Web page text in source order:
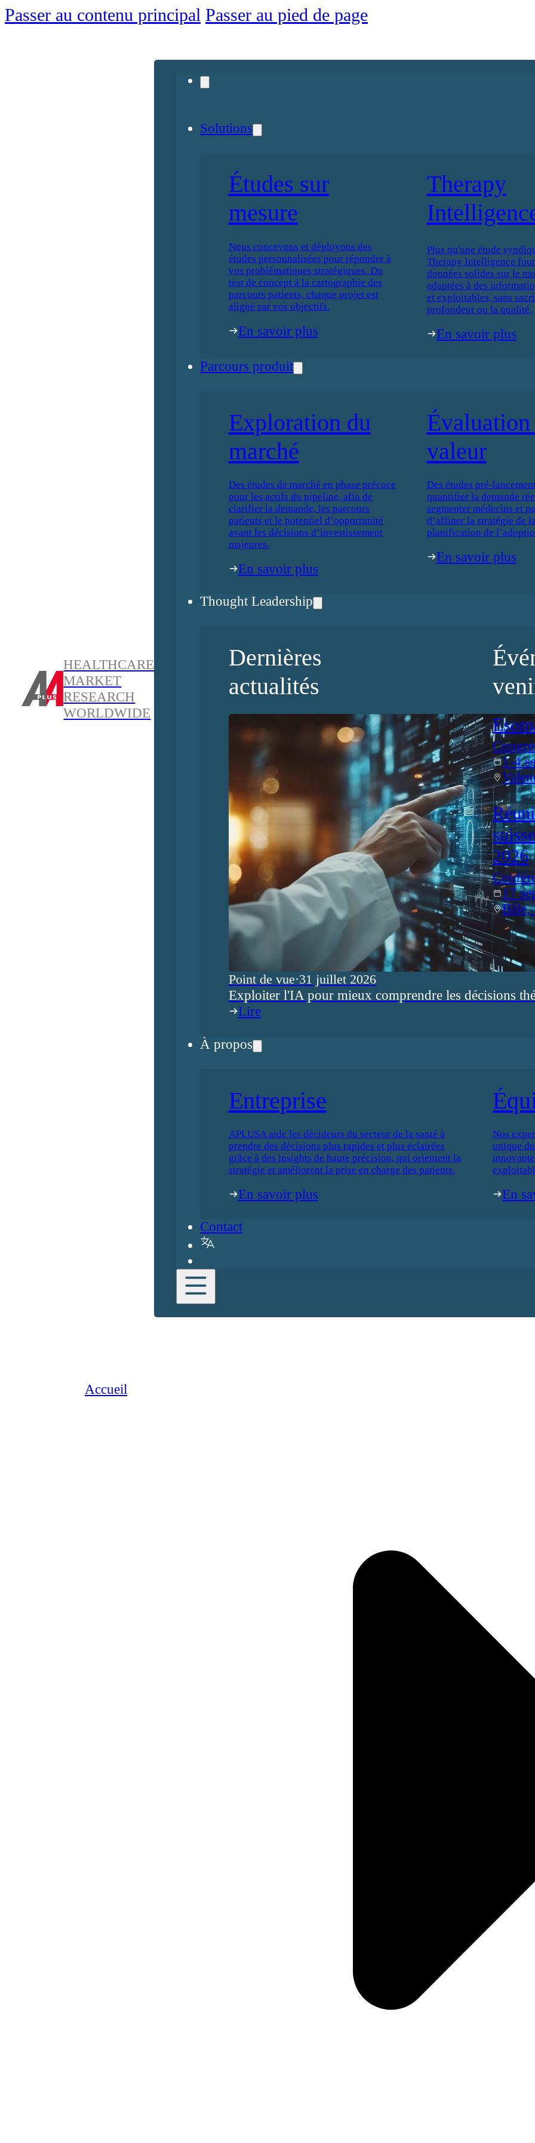
Passer au contenu principal Passer au pied de page
HEALTHCARE
MARKET
RESEARCH
WORLDWIDE
Solutions
Études sur
mesure
Nous concevons et déployons des
études personnalisées pour répondre à
vos problématiques stratégiques. Du
test de concept à la cartographie des
parcours patients, chaque projet est
aligné sur vos objectifs.
En savoir plus
Therapy
Plus qu'une étude
Therapy Intelligence
données solides sur le
adaptées à des
et exploitables, sans
profondeur ou la qualité.
En savoir plus
Parcours produit
Exploration du
marché
Des études de marché en phase précoce
pour les actifs du pipeline, afin de
clarifier la demande, les parcours
patients et le potentiel d’opportunité
avant les décisions d’investissement
majeures.
En savoir plus
Évaluation
valeur
Des études pré-
quantifier la demande
segmenter médecins et
d’affiner la stratégie de
planification de
En savoir plus
Thought Leadership
Dernières
actualités
Point de vue·31 juillet 2026
Exploiter l'IA pour mieux comprendre les décisions
Lire
1-4
2026
17
Bâle,
À propos
Entreprise
APLUSA aide les décideurs du secteur de la santé à
prendre des décisions plus rapides et plus éclairées
grâce à des insights de haute précision, qui orientent la
stratégie et améliorent la prise en charge des patients.
En savoir plus
Nos
unique
En
Contact
Accueil